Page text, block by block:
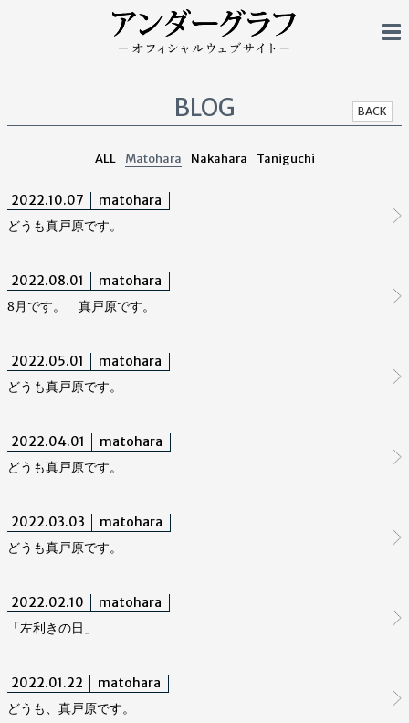
BLOG BACK
ALL Matohara Nakahara Taniguchi
2022.10.07 matohara
どうも真戸原です。
2022.08.01 matohara
8月です。 真戸原です。
2022.05.01 matohara
どうも真戸原です。
2022.04.01 matohara
どうも真戸原です。
2022.03.03 matohara
どうも真戸原です。
2022.02.10 matohara
「左利きの日」
2022.01.22 matohara
どうも、真戸原です。